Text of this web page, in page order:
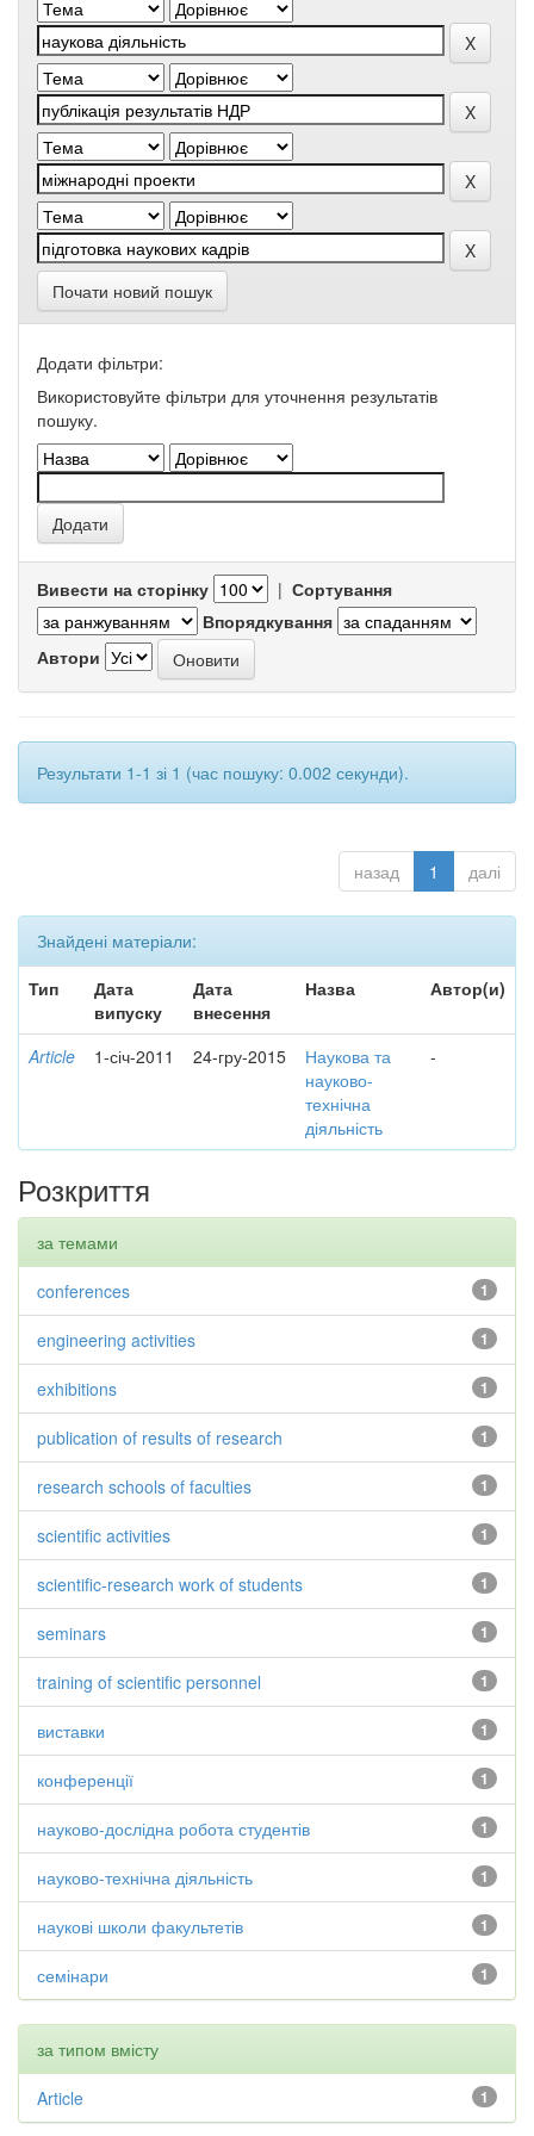
Почати новий пошук
Додати фільтри:
Використовуйте фільтри для уточнення результатів
пошуку.
Вивести на сторінку | Сортування
Впорядкування
Автори
Результати 1-1 зі 1 (час пошуку: 0.002 секунди).
назад 1 далі
Знайдені матеріали:
Тип
Дата
випуску
Дата
внесення
Назва Автор(и)
Article 1-січ-2011 24-гру-2015
Наукова та
науково-
технічна
діяльність
-
Розкриття
за темами
1
conferences
1
engineering activities
1
exhibitions
1
publication of results of research
1
research schools of faculties
1
scientific activities
1
scientific-research work of students
1
seminars
1
training of scientific personnel
1
виставки
1
конференції
1
науково-дослідна робота студентів
1
науково-технічна діяльність
1
наукові школи факультетів
1
семінари
за типом вмісту
1
Article